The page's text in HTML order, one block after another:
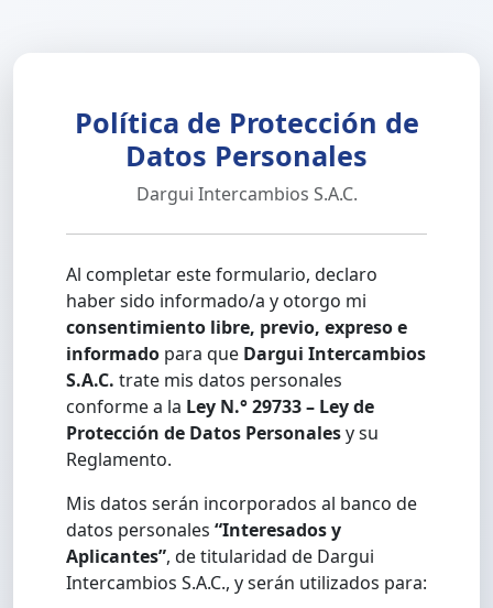
Política de Protección de
Datos Personales
Dargui Intercambios S.A.C.
Al completar este formulario, declaro
haber sido informado/a y otorgo mi
consentimiento libre, previo, expreso e
informado para que Dargui Intercambios
S.A.C. trate mis datos personales
conforme a la Ley N.° 29733 – Ley de
Protección de Datos Personalesy su
Reglamento.
Mis datos serán incorporados al banco de
datos personales “Interesados y
Aplicantes”, de titularidad de Dargui
Intercambios S.A.C., y serán utilizados para: